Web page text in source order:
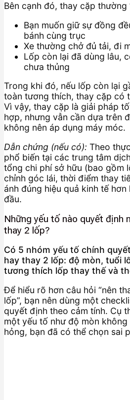
Bên cạnh đó, thay cặp thường
Bạn muốn giữ sự đồng
bánh cùng trục
Xe thường chở đủ tải, đi
Lốp còn lại đã dùng lâu,
chưa thủng
Trong khi đó, nếu lốp còn lại
toàn tương thích, thay cặp có
Vì vậy, thay cặp là giải pháp
hợp, nhưng vẫn cần dựa trên
không nên áp dụng máy móc.
Dẫn chứng (nếu có): Theo
phổ biến tại các trung tâm
tổng chi phí sở hữu (bao gồm
chỉnh góc lái, thời điểm thay
ánh đúng hiệu quả kinh tế
đầu.
Những yếu tố nào quyết định
thay 2 lốp?
Có 5 nhóm yếu tố chính
hay thay 2 lốp: độ mòn, tuổi
tương thích lốp thay thế và
Để hiểu rõ hơn câu hỏi “nên
lốp”, bạn nên dùng một
quyết định theo cảm tính. Cụ
một yếu tố như độ mòn
hỏng, bạn đã có thể chọn sai